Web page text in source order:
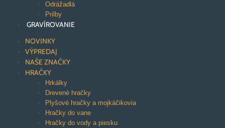
Odrážadlá
Prilby
GRAVÍROVANIE
NOVINKY
VÝPREDAJ
NAŠE ZNAČKY
HRAČKY
Hrkálky
Drevené hračky
Plyšové hračky a mojkáčikovia
Hračky do vane
Hračky do vody a piesku